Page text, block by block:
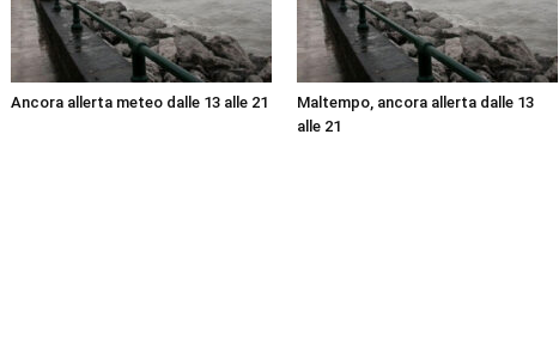
Ancora allerta meteo dalle 13 alle 21
Maltempo, ancora allerta dalle 13
alle 21